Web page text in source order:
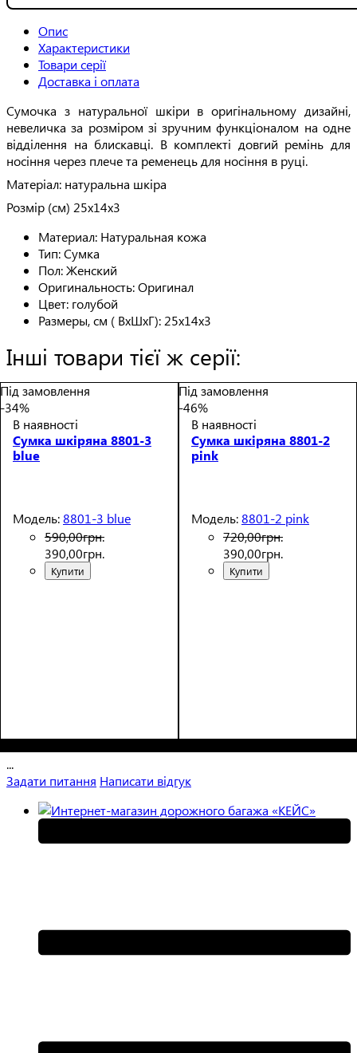
Опис
Характеристики
Товари серії
Доставка і оплата
Сумочка з натуральної шкіри в оригінальному дизайні,
невеличка за розміром зі зручним функціоналом на одне
відділення на блискавці. В комплекті довгий ремінь для
носіння через плече та ременець для носіння в руці.
Матеріал: натуральна шкіра
Розмір (см) 25х14х3
Материал: Натуральная кожа
Тип:Сумка
Пол:Женский
Оригинальность:Оригинал
Цвет: голубой
Размеры, см ( ВхШхГ): 25х14х3
Інші товари тієї ж серії:
Під замовлення
-34%
В наявності
Сумка шкіряна 8801-3
blue
Модель:8801-3 blue
590,00грн.
390,00грн.
Купити
Під замовлення
-46%
В наявності
Сумка шкіряна 8801-2
pink
Модель:8801-2 pink
720,00грн.
390,00грн.
Купити
...
Задати питання Написати відгук